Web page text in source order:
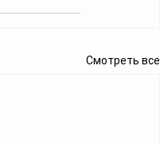
Смотреть все